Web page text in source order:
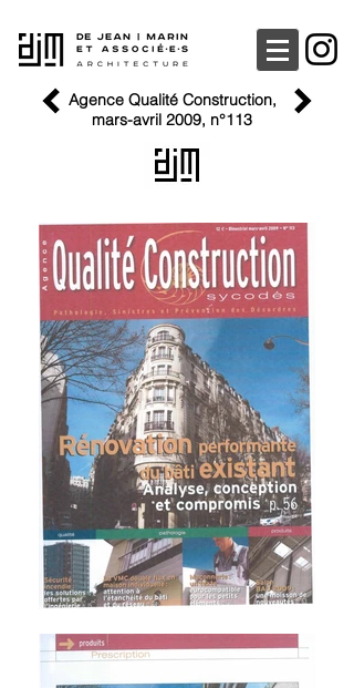
Agence Qualité Construction,
mars-avril 2009, n°113